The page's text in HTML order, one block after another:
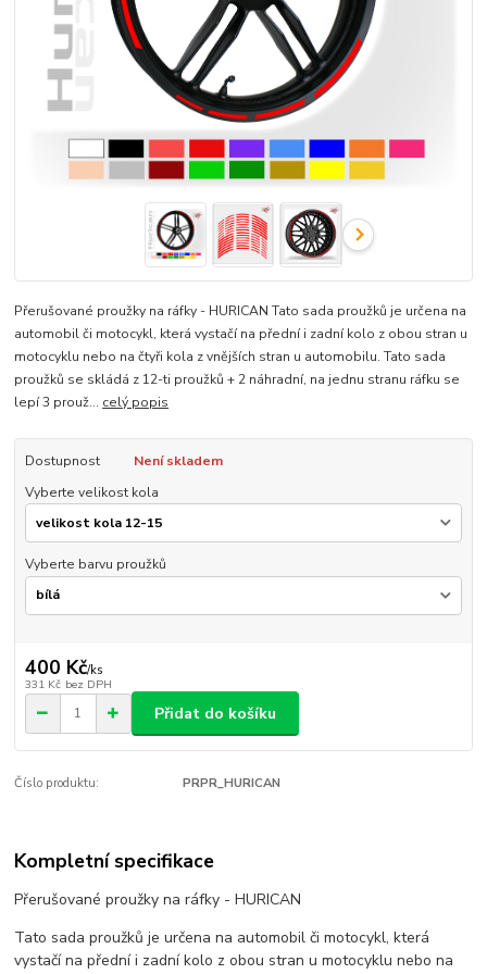
Přerušované proužky na ráfky - HURICAN Tato sada proužků je určena na
automobil či motocykl, která vystačí na přední i zadní kolo z obou stran u
motocyklu nebo na čtyři kola z vnějších stran u automobilu. Tato sada
proužků se skládá z 12-ti proužků + 2 náhradní, na jednu stranu ráfku se
lepí 3 prouž... celý popis
Dostupnost
Není skladem
Vyberte velikost kola
Vyberte barvu proužků
400 Kč/ks
331 Kč bez DPH
Přidat do košíku
Číslo produktu: PRPR_HURICAN
Kompletní specifikace
Přerušované proužky na ráfky - HURICAN
Tato sada proužků je určena na automobil či motocykl, která
vystačí na přední i zadní kolo z obou stran u motocyklu nebo na